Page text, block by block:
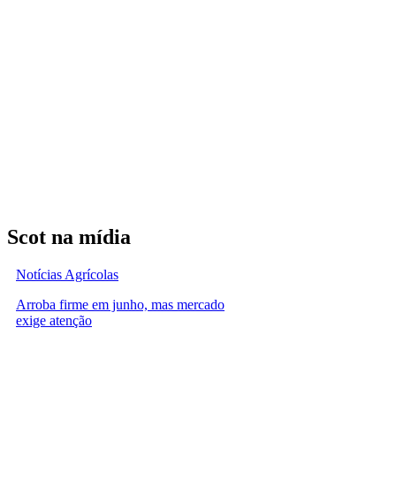
Scot na mídia
Notícias Agrícolas
Arroba firme em junho, mas mercado
exige atenção